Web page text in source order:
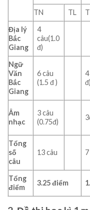
TN
TL
Địa lý
Bắc
Giang
4
câu(1.0
đ)
Ngữ
Văn
Bắc
Giang
6 câu
(1.5 đ )
đ)
Âm
nhạc
3 câu
(0.75đ)
Tổng
số
câu
13 câu
Tổng
điểm
3.25 điểm